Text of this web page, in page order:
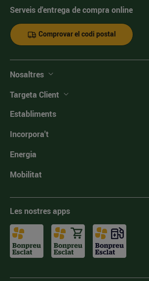
Serveis d'entrega de compra online
Comprovar el codi postal
Nosaltres
Targeta Client
Establiments
Incorpora't
Energia
Mobilitat
Les nostres apps